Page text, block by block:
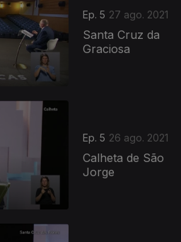
Ep. 5 27 ago. 2021
Santa Cruz da
Graciosa
Ep. 5 26 ago. 2021
Calheta de São
Jorge